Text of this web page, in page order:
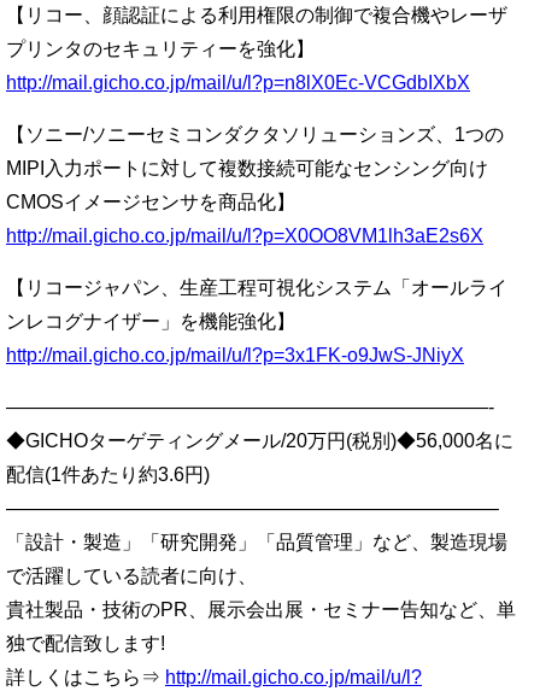
【リコー、顔認証による利用権限の制御で複合機やレーザ
プリンタのセキュリティーを強化】
http://mail.gicho.co.jp/mail/u/l?p=n8lX0Ec-VCGdbIXbX
【ソニー/ソニーセミコンダクタソリューションズ、1つの
MIPI入力ポートに対して複数接続可能なセンシング向け
CMOSイメージセンサを商品化】
http://mail.gicho.co.jp/mail/u/l?p=X0OO8VM1lh3aE2s6X
【リコージャパン、生産工程可視化システム「オールライ
ンレコグナイザー」を機能強化】
http://mail.gicho.co.jp/mail/u/l?p=3x1FK-o9JwS-JNiyX
—————————————————————————-
◆GICHOターゲティングメール/20万円(税別)◆56,000名に
配信(1件あたり約3.6円)
—————————————————————————–
「設計・製造」「研究開発」「品質管理」など、製造現場
で活躍している読者に向け、
貴社製品・技術のPR、展示会出展・セミナー告知など、単
独で配信致します!
詳しくはこちら⇒ http://mail.gicho.co.jp/mail/u/l?